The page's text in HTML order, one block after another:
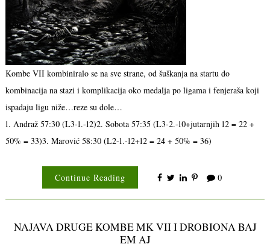
Kombe VII kombiniralo se na sve strane, od šuškanja na startu do
kombinacija na stazi i komplikacija oko medalja po ligama i fenjeraša koji
ispadaju ligu niže…reze su dole…
1. Andraž 57:30 (L3-1.-12)2. Sobota 57:35 (L3-2.-10+jutarnjih 12 = 22 +
50% = 33)3. Marović 58:30 (L2-1.-12+12 = 24 + 50% = 36)
Continue Reading 0
NAJAVA DRUGE KOMBE MK VII I DROBIONA BAJ
EM AJ